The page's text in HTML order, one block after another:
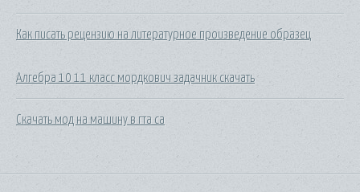
Как писать рецензию на литературное произведение образец
Алгебра 10 11 класс мордкович задачник скачать
Скачать мод на машину в гта са